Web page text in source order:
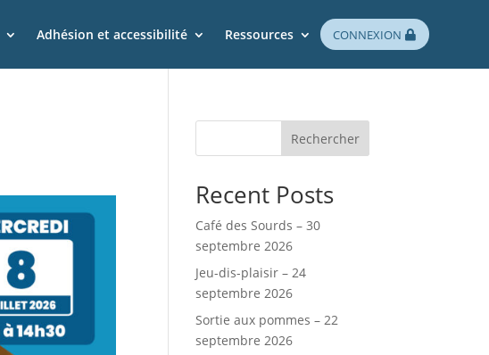
Adhésion et accessibilité Ressources CONNEXION
Rechercher
Recent Posts
Café des Sourds – 30
septembre 2026
Jeu-dis-plaisir – 24
septembre 2026
Sortie aux pommes – 22
septembre 2026